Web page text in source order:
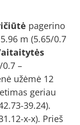
pagerino
m (5.65/0.7
–
užėmė 12
geriau
39.24).
x-x). Prieš